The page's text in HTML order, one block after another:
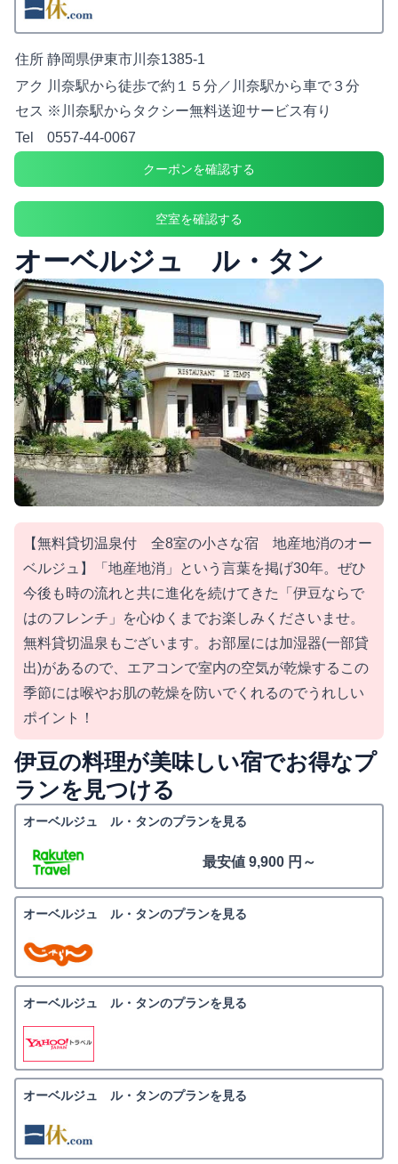
住所 静岡県伊東市川奈1385-1
アク
セス
川奈駅から徒歩で約１５分／川奈駅から車で３分
※川奈駅からタクシー無料送迎サービス有り
Tel
0557-44-0067
クーポンを確認する
空室を確認する
オーベルジュ ル・タン
【無料貸切温泉付 全8室の小さな宿 地産地消のオー
ベルジュ】「地産地消」という言葉を掲げ30年。ぜひ
今後も時の流れと共に進化を続けてきた「伊豆ならで
はのフレンチ」を心ゆくまでお楽しみくださいませ。
無料貸切温泉もございます。お部屋には加湿器(一部貸
出)があるので、エアコンで室内の空気が乾燥するこの
季節には喉やお肌の乾燥を防いでくれるのでうれしい
ポイント！
伊豆の料理が美味しい宿でお得なプ
ランを見つける
オーベルジュ ル・タンのプランを見る
最安値 9,900 円～
オーベルジュ ル・タンのプランを見る
オーベルジュ ル・タンのプランを見る
オーベルジュ ル・タンのプランを見る